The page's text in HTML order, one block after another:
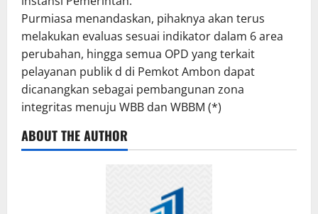
Purmiasa menandaskan, pihaknya akan terus
melakukan evaluas sesuai indikator dalam 6 area
perubahan, hingga semua OPD yang terkait
pelayanan publik d di Pemkot Ambon dapat
dicanangkan sebagai pembangunan zona
integritas menuju WBB dan WBBM (*)
ABOUT THE AUTHOR